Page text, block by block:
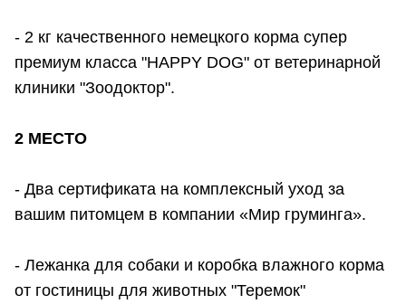
- 2 кг качественного немецкого корма супер
премиум класса "HAPPY DOG" от ветеринарной
клиники "Зоодоктор".
2 МЕСТО
- Два сертификата на комплексный уход за
вашим питомцем в компании «Мир груминга».
- Лежанка для собаки и коробка влажного корма
от гостиницы для животных "Теремок"